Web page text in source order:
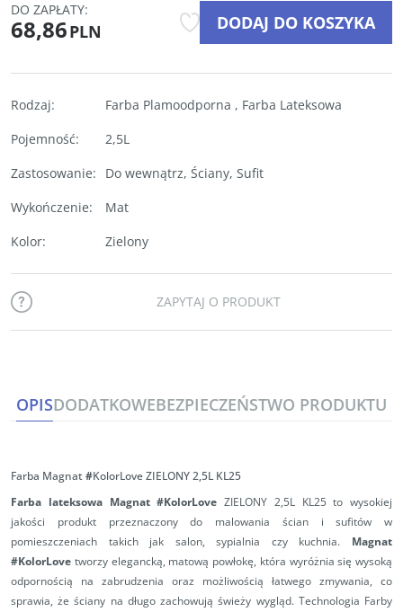
DO ZAPŁATY:
68,86PLN DODAJ DO KOSZYKA
Rodzaj: Farba Plamoodporna , Farba Lateksowa
Pojemność:
2,5L
Zastosowanie: Do wewnątrz, Ściany, Sufit
Wykończenie:
Mat
Kolor: Zielony
ZAPYTAJ O PRODUKT
OPISDODATKOWEBEZPIECZEŃSTWO PRODUKTU
Farba Magnat#KolorLove ZIELONY 2,5L KL25
Farba lateksowa Magnat #KolorLove ZIELONY 2,5L KL25 to wysokiej
jakości produkt przeznaczony do malowania ścian i sufitów w
pomieszczeniach takich jak salon, sypialnia czy kuchnia. Magnat
#KolorLove tworzy elegancką, matową powłokę, która wyróżnia się wysoką
odpornością na zabrudzenia oraz możliwością łatwego zmywania, co
sprawia, że ściany na długo zachowują świeży wygląd. Technologia Farby